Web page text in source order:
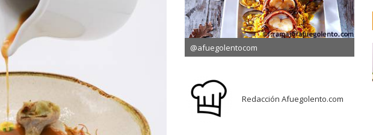
@afuegolentocom
Redacción Afuegolento.com